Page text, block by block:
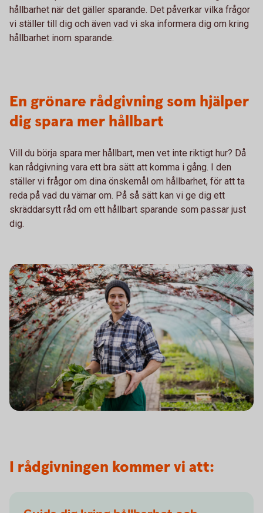
hållbarhet när det gäller sparande. Det påverkar vilka frågor
vi ställer till dig och även vad vi ska informera dig om kring
hållbarhet inom sparande.
En grönare rådgivning som hjälper
dig spara mer hållbart
Vill du börja spara mer hållbart, men vet inte riktigt hur? Då
kan rådgivning vara ett bra sätt att komma i gång. I den
ställer vi frågor om dina önskemål om hållbarhet, för att ta
reda på vad du värnar om. På så sätt kan vi ge dig ett
skräddarsytt råd om ett hållbart sparande som passar just
dig.
I rådgivningen kommer vi att: